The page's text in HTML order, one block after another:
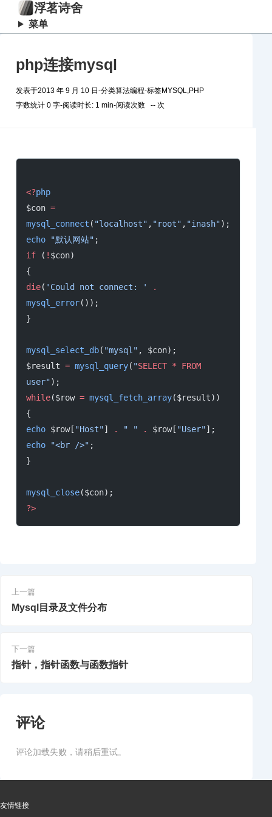
浮茗诗舍
菜单
php连接mysql
发表于2013 年 9 月 10 日 -分类算法编程-标签MYSQL,PHP
字数统计 0 字-阅读时长: 1 min-阅读次数 -- 次
<?php
$con =
mysql_connect ( "localhost" , "root" , "inash");
echo "默认网站" ;
if ( ! $con)
{
die( 'Could not connect: '
.
mysql_error());
}
mysql_select_db( "mysql" , $con);
$result = mysql_query( "SELECT * FROM
user");
while($row = mysql_fetch_array($result))
{
echo $row[ "Host"] . " " . $row[ "User"];
echo "<br />" ;
}
mysql_close($con);
?>
上一篇
Mysql目录及文件分布
下一篇
指针，指针函数与函数指针
评论
评论加载失败，请稍后重试。
友情链接